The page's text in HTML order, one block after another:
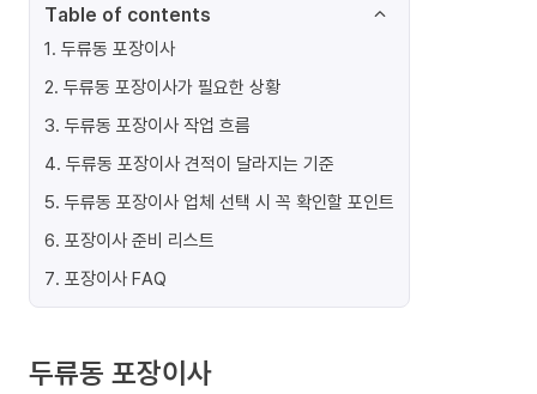
Table of contents
1. 두류동 포장이사
2. 두류동 포장이사가 필요한 상황
3. 두류동 포장이사 작업 흐름
4. 두류동 포장이사 견적이 달라지는 기준
5. 두류동 포장이사 업체 선택 시 꼭 확인할 포인트
6. 포장이사 준비 리스트
7. 포장이사 FAQ
두류동 포장이사